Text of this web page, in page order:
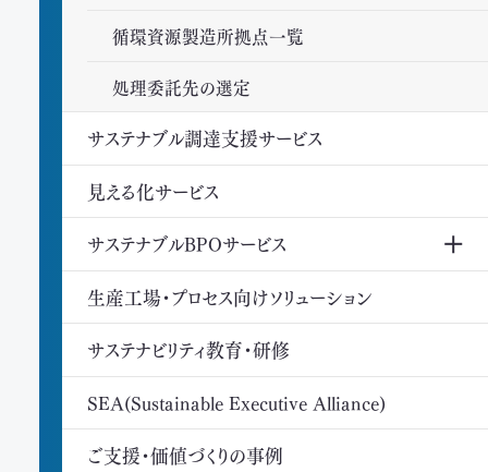
循環資源製造所拠点一覧
処理委託先の選定
サステナブル調達支援サービス
見える化サービス
サステナブルBPOサービス
生産工場・プロセス向けソリューション
サステナビリティ教育・研修
SEA(Sustainable Executive Alliance)
ご支援・価値づくりの事例